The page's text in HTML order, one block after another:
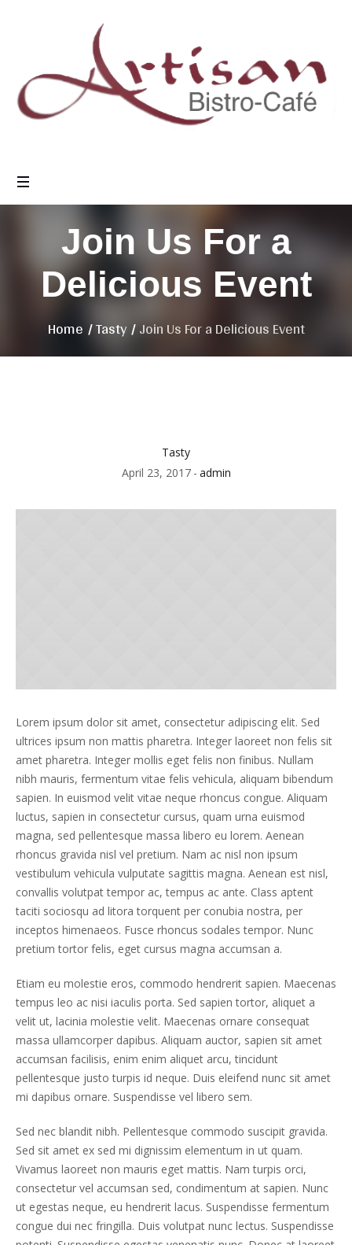
Join Us For a
Delicious Event
Home /Tasty/Join Us For a Delicious Event
Tasty
April 23, 2017
admin
Lorem ipsum dolor sit amet, consectetur adipiscing elit. Sed
ultrices ipsum non mattis pharetra. Integer laoreet non felis sit
amet pharetra. Integer mollis eget felis non finibus. Nullam
nibh mauris, fermentum vitae felis vehicula, aliquam bibendum
sapien. In euismod velit vitae neque rhoncus congue. Aliquam
luctus, sapien in consectetur cursus, quam urna euismod
magna, sed pellentesque massa libero eu lorem. Aenean
rhoncus gravida nisl vel pretium. Nam ac nisl non ipsum
vestibulum vehicula vulputate sagittis magna. Aenean est nisl,
convallis volutpat tempor ac, tempus ac ante. Class aptent
taciti sociosqu ad litora torquent per conubia nostra, per
inceptos himenaeos. Fusce rhoncus sodales tempor. Nunc
pretium tortor felis, eget cursus magna accumsan a.
Etiam eu molestie eros, commodo hendrerit sapien. Maecenas
tempus leo ac nisi iaculis porta. Sed sapien tortor, aliquet a
velit ut, lacinia molestie velit. Maecenas ornare consequat
massa ullamcorper dapibus. Aliquam auctor, sapien sit amet
accumsan facilisis, enim enim aliquet arcu, tincidunt
pellentesque justo turpis id neque. Duis eleifend nunc sit amet
mi dapibus ornare. Suspendisse vel libero sem.
Sed nec blandit nibh. Pellentesque commodo suscipit gravida.
Sed sit amet ex sed mi dignissim elementum in ut quam.
Vivamus laoreet non mauris eget mattis. Nam turpis orci,
consectetur vel accumsan sed, condimentum at sapien. Nunc
ut egestas neque, eu hendrerit lacus. Suspendisse fermentum
congue dui nec fringilla. Duis volutpat nunc lectus. Suspendisse